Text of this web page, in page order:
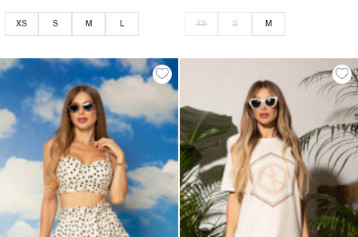
XS S M XS S M